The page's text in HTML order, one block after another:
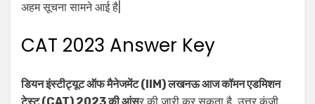
अहम सूचना सामने आई है|
CAT 2023 Answer Key
डियन इंस्टीट्यूट ऑफ मैनेजमेंट (IIM) लखनऊ आज कॉमन एडमिशन